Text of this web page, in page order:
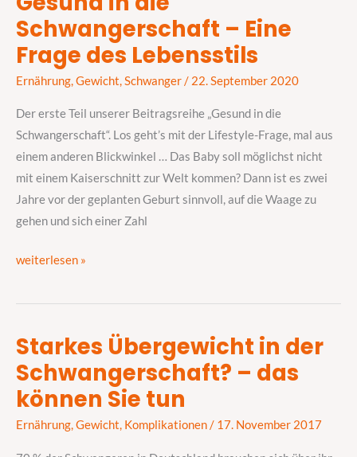
Schwangerschaft – Eine
Frage des Lebensstils
Ernährung,Gewicht,Schwanger/ 22. September 2020
Der erste Teil unserer Beitragsreihe „Gesund in die
Schwangerschaft“. Los geht’s mit der Lifestyle-Frage, mal aus
einem anderen Blickwinkel … Das Baby soll möglichst nicht
mit einem Kaiserschnitt zur Welt kommen? Dann ist es zwei
Jahre vor der geplanten Geburt sinnvoll, auf die Waage zu
gehen und sich einer Zahl
in
Schwangerschaft
–
Eine
Frage
des
Lebensstils
weiterlesen »
Starkes Übergewicht in der
Schwangerschaft? – das
können Sie tun
Ernährung,Gewicht, Komplikationen/ 17. November 2017
Starkes
Übergewicht
der
Schwangerschaft?
–